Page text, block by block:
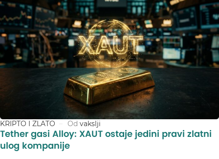
KRIPTO I ZLATO Od vakslji
Tether gasi Alloy: XAUT ostaje jedini pravi zlatni
ulog kompanije